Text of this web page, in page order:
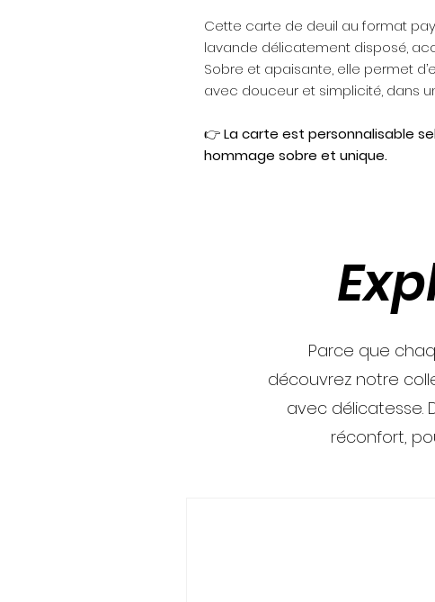
Cette carte de deuil au format
lavande délicatement disposé,
Sobre et apaisante, elle permet
avec douceur et simplicité, dans
👉La carte est personnalisable
hommage sobre et unique.
Parce que
découvrez notre
avec délicatesse.
réconfort,